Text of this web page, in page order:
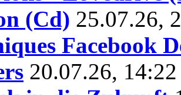
(Cd) 25.07.26,
Facebook
20.07.26,